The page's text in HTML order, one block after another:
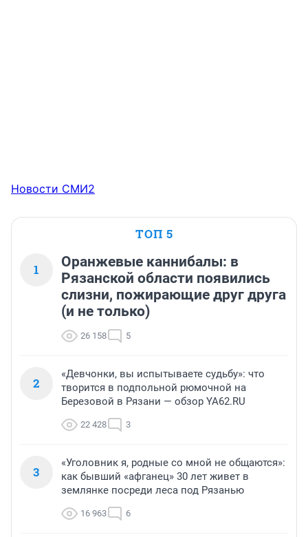
Новости СМИ2
ТОП 5
1
Оранжевые каннибалы: в
Рязанской области появились
слизни, пожирающие друг друга
(и не только)
26 158 5
2
«Девчонки, вы испытываете судьбу»: что
творится в подпольной рюмочной на
Березовой в Рязани — обзор YA62.RU
22 428 3
3
«Уголовник я, родные со мной не общаются»:
как бывший «афганец» 30 лет живет в
землянке посреди леса под Рязанью
16 963 6